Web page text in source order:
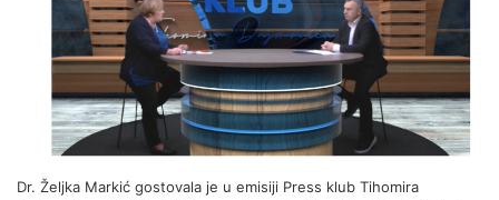
Dr. Željka Markić gostovala je u emisiji Press klub Tihomira